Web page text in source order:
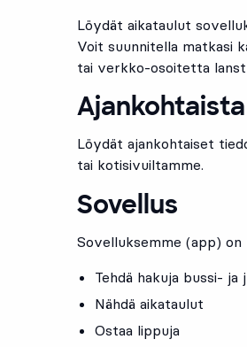
Löydät aikataulut
Voit suunnitella matkasi
tai verkko-osoitetta
Löydät ajankohtaiset
tai kotisivuiltamme.
Sovellus
Sovelluksemme (app)
Tehdä hakuja bussi- ja
Nähdä aikataulut
Ostaa lippuja